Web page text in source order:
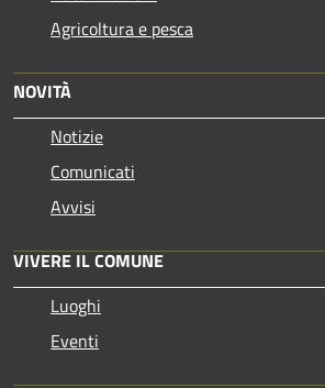
Agricoltura e pesca
NOVITÀ
Notizie
Comunicati
Avvisi
VIVERE IL COMUNE
Luoghi
Eventi